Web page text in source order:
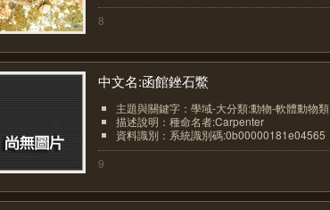
8
中文名:函館銼石鱉
主題與關鍵字：學域-大分類:動物-軟體動物類
描述說明：種命名者:Carpenter
資料識別：系統識別碼:0b00000181e04565
9